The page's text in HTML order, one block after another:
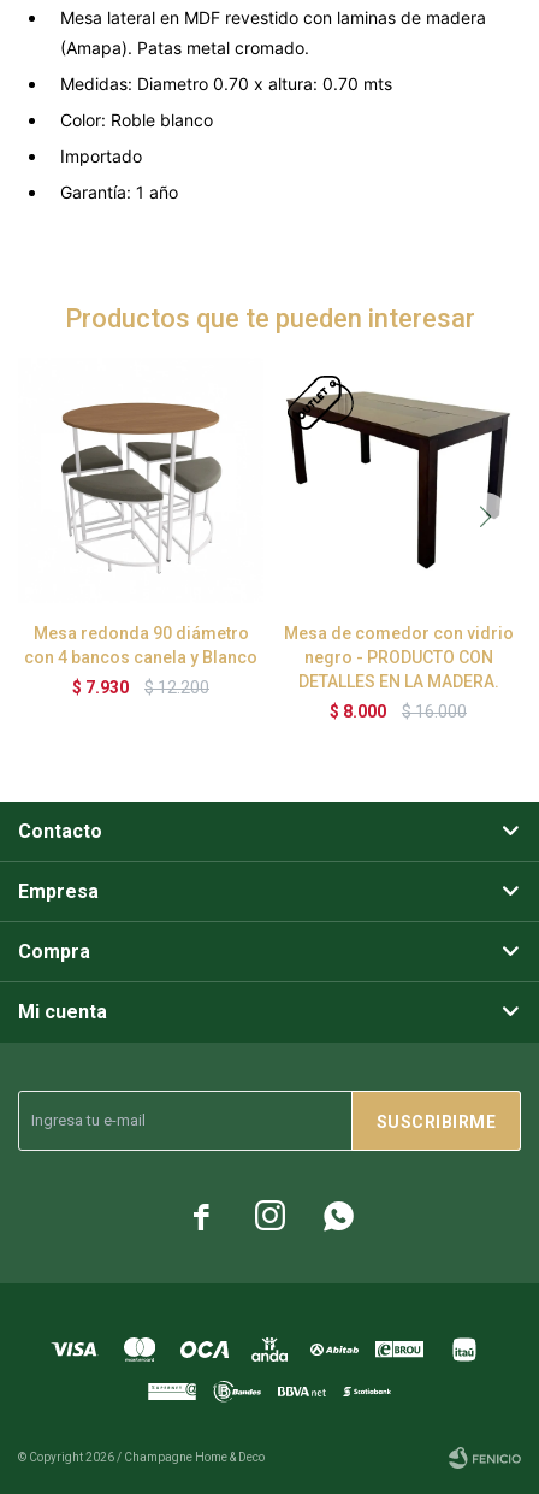
Mesa lateral en MDF revestido con laminas de madera
(Amapa). Patas metal cromado.
Medidas: Diametro 0.70 x altura: 0.70 mts
Color: Roble blanco
Importado
Garantía: 1 año
Productos que te pueden interesar
Mesa redonda 90 diámetro
con 4 bancos canela y Blanco
$ 7.930 $12.200
Mesa de comedor con vidrio
negro - PRODUCTO CON
DETALLES EN LA MADERA.
$ 8.000 $16.000
SUSCRIBIRME
  
Contacto
Empresa
Compra
Mi cuenta
© Copyright 2026 / Champagne Home & Deco